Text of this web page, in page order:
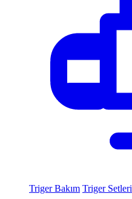
Triger Bakım Triger Setleri